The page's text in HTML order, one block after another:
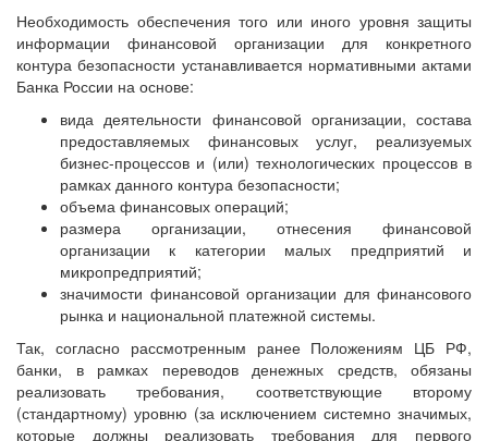
Необходимость обеспечения того или иного уровня защиты
информации финансовой организации для конкретного
контура безопасности устанавливается нормативными актами
Банка России на основе:
вида деятельности финансовой организации, состава
предоставляемых финансовых услуг, реализуемых
бизнес-процессов и (или) технологических процессов в
рамках данного контура безопасности;
объема финансовых операций;
размера организации, отнесения финансовой
организации к категории малых предприятий и
микропредприятий;
значимости финансовой организации для финансового
рынка и национальной платежной системы.
Так, согласно рассмотренным ранее Положениям ЦБ РФ,
банки, в рамках переводов денежных средств, обязаны
реализовать требования, соответствующие второму
(стандартному) уровню (за исключением системно значимых,
которые должны реализовать требования для первого